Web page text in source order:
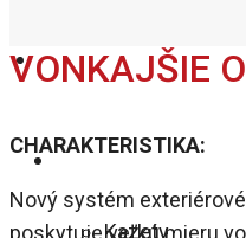
O NÁS
Kazety
VONKAJŠIE
CHARAKTERISTIKA:
Nový systém